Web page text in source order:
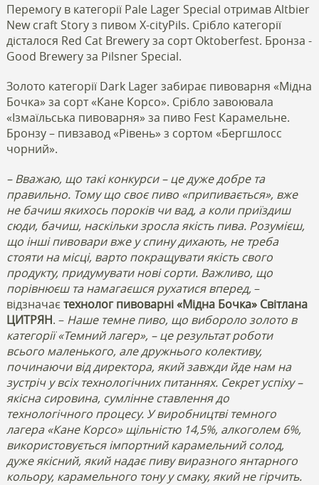
Перемогу в категорії Pale Lager Special отримав Altbier
New craft Story з пивом X-cityPils. Срібло категорії
дісталося Red Cat Brewery за сорт Oktoberfest. Бронза -
Good Brewery за Pilsner Special.
Золото категорії Dark Lager забирає пивоварня «Мідна
Бочка» за сорт «Кане Корсо». Срібло завоювала
«Ізмаїльська пивоварня» за пиво Fest Карамельне.
Бронзу – пивзавод «Рівень» з сортом «Бергшлосс
чорний».
– Вважаю, що такі конкурси – це дуже добре та
правильно. Тому що своє пиво «припивається», вже
не бачиш якихось пороків чи вад, а коли приїздиш
сюди, бачиш, наскільки зросла якість пива. Розумієш,
що інші пивовари вже у спину дихають, не треба
стояти на місці, варто покращувати якість свого
продукту, придумувати нові сорти. Важливо, що
порівнюєш та намагаєшся рухатися вперед, –
відзначаєтехнолог пивоварні «Мідна Бочка» Світлана
ЦИТРЯН. – Наше темне пиво, що вибороло золото в
категорії «Темний лагер», – це результат роботи
всього маленького, але дружнього колективу,
починаючи від директора, який завжди йде нам на
зустріч у всіх технологічних питаннях. Секрет успіху –
якісна сировина, сумлінне ставлення до
технологічного процесу. У виробництві темного
лагера «Кане Корсо» щільністю 14,5%, алкоголем 6%,
використовується імпортний карамельний солод,
дуже якісний, який надає пиву виразного янтарного
кольору, карамельного тону у смаку, який не гірчить.